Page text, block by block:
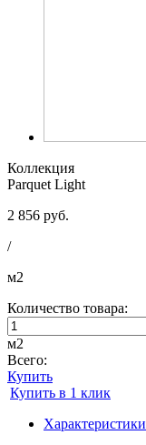
Коллекция
Parquet Light
2 856 руб.
/
м2
Количество товара:
м2
Всего:
Купить
Купить в 1 клик
Характеристики